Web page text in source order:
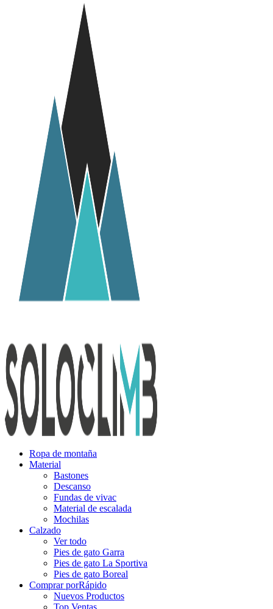
Ropa de montaña
Material
Bastones
Descanso
Fundas de vivac
Material de escalada
Mochilas
Calzado
Ver todo
Pies de gato Garra
Pies de gato La Sportiva
Pies de gato Boreal
Comprar porRápido
Nuevos Productos
Top Ventas